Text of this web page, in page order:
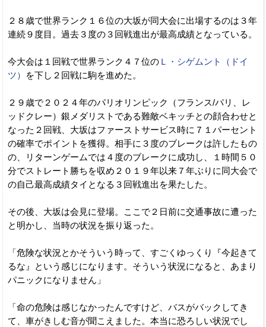
２８歳で世界ランク１６位の大坂が同大会に出場するのは３年
連続９度目。過去３度の３回戦進出が最高成績となっている。
今大会は１回戦で世界ランク４７位の Ｌ・シゲムント（ドイ
ツ）
を下し２回戦に駒を進めた。
２９歳で２０２４年のパリオリンピック（フランス/パリ、レ
ッドクレー）銀メダリストである難敵ベキッチとの顔合わせと
なった２回戦、大坂はファーストサービス時に７１パーセント
の確率でポイントを獲得。相手に３度のブレークは許したもの
の、リターンゲームでは４度のブレークに成功し、１時間５０
分でストレート勝ちを収め２０１９年以来７年ぶりに同大会で
の自己最高成績タイとなる３回戦進出を果たした。
その後、大坂は会見に登場。ここで２日前に交通事故に遭った
と明かし、当時の状況を振り返った。
「危険な状況とかそういう時って、すごくゆっくり『今起きて
るな』という感じになります。そういう状況になると、あまり
パニックになりません」
「命の危険は感じなかったんですけど、バスがバックしてき
て、車がきしむ音が聞こえました。本当に恐ろしい状況でし